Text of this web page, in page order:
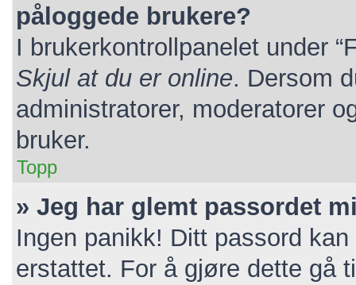
påloggede brukere?
I brukerkontrollpanelet under
Skjul at du er online. Dersom
administratorer, moderatorer
bruker.
Topp
» Jeg har glemt passordet
Ingen panikk! Ditt passord
erstattet. For å gjøre dette gå